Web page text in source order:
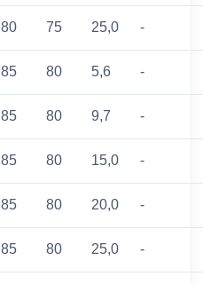
80 75 25,0 -
85 80 5,6 -
85 80 9,7 -
85 80 15,0 -
85 80 20,0 -
85 80 25,0 -